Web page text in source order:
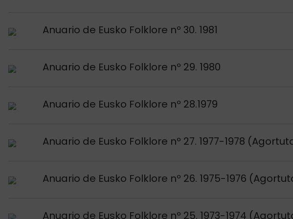
Anuario de Eusko Folklore nº 30. 1981
Argitalpena ikusi
Anuario de Eusko Folklore nº 29. 1980
Argitalpena ikusi
Anuario de Eusko Folklore nº 28.1979
Argitalpena ikusi
Anuario de Eusko Folklore nº 27. 1977-1978
Argitalpena ikusi
Anuario de Eusko Folklore nº 26. 1975-1976
Argitalpena ikusi
Anuario de Eusko Folklore nº 25. 1973-1974
Argitalpena ikusi